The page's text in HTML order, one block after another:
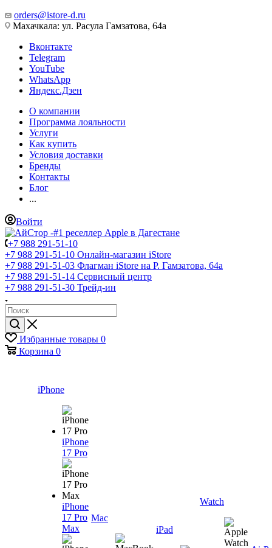
orders@istore-d.ru
Махачкала: ул. Расула Гамзатова, 64а
Вконтакте
Telegram
YouTube
WhatsApp
Яндекс.Дзен
О компании
Программа лояльности
Услуги
Как купить
Условия доставки
Бренды
Контакты
Блог
...
Войти
+7 988 291-51-10
+7 988 291-51-10 Онлайн-магазин iStore
+7 988 291-51-03 Флагман iStore на Р. Гамзатова, 64а
+7 988 291-51-14 Сервисный центр
+7 988 291-51-30 Трейд-ин
Избранные товары 0
Корзина 0
iPhone
iPhone
17 Pro
iPhone
17 Pro
Max
Mac
iPad
Watch